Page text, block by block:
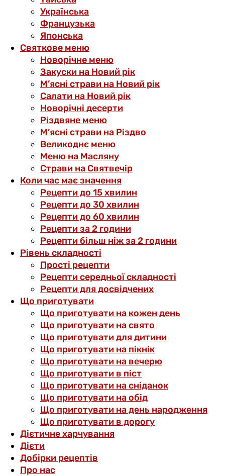
Українська
Французька
Японська
Святкове меню
Новорічне меню
Закуски на Новий рік
М’ясні страви на Новий рік
Салати на Новий рік
Новорічні десерти
Різдвяне меню
М’ясні страви на Різдво
Великоднє меню
Меню на Масляну
Страви на Святвечір
Коли час має значення
Рецепти до 15 хвилин
Рецепти до 30 хвилин
Рецепти до 60 хвилин
Рецепти за 2 години
Рецепти більш ніж за 2 години
Рівень складності
Прості рецепти
Рецепти середньої складності
Рецепти для досвідчених
Що приготувати
Що приготувати на кожен день
Що приготувати на свято
Що приготувати для дитини
Що приготувати на пікнік
Що приготувати на вечерю
Що приготувати в піст
Що приготувати на сніданок
Що приготувати на обід
Що приготувати на день народження
Що приготувати в дорогу
Дієтичне харчування
Дієти
Добірки рецептів
Про нас